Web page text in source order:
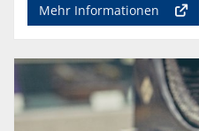
Mehr Informationen